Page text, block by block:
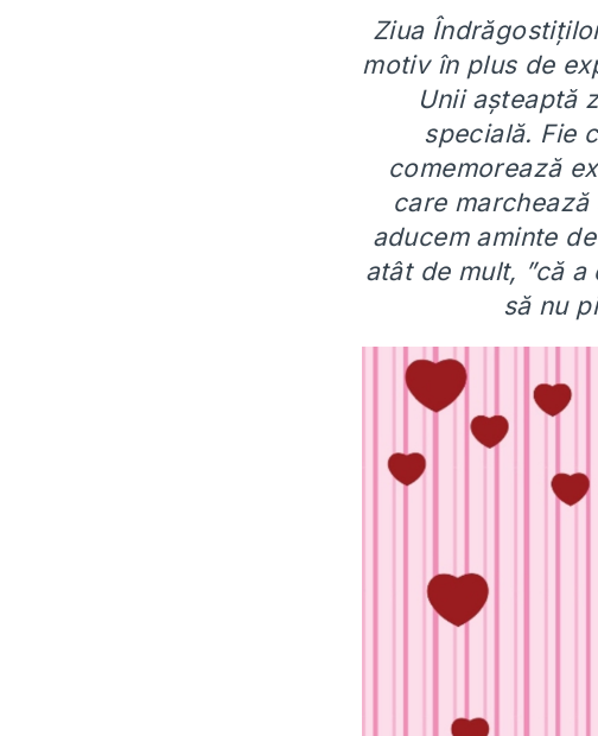
Ziua
motiv în plus de
Unii așteaptă
specială. Fie
comemorează
care
aducem aminte
atât de mult, ”că
să nu